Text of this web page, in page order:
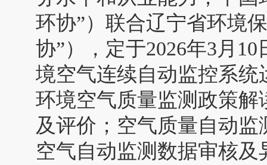
环协”）联合辽宁省环境
协”），定于2026年3月
境空气连续自动监控系
环境空气质量监测政策
及评价；空气质量自动
空气自动监测数据审核